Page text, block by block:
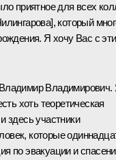
приятное для всех
который
Я хочу Вас с
Владимирович.
хоть теоретическая
здесь участники
которые
по эвакуации и